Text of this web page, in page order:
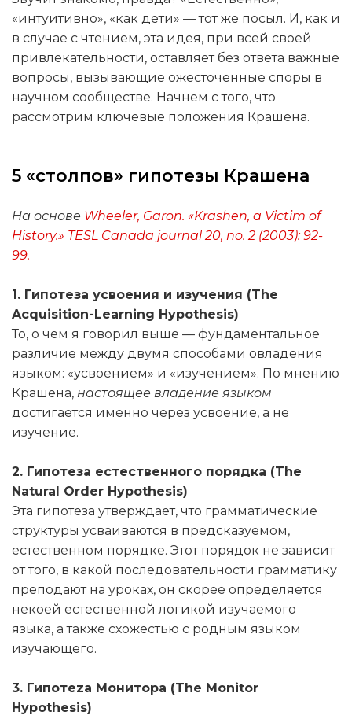
«интуитивно», «как дети» — тот же посыл. И, как и
в случае с чтением, эта идея, при всей своей
привлекательности, оставляет без ответа важные
вопросы, вызывающие ожесточенные споры в
научном сообществе. Начнем с того, что
рассмотрим ключевые положения Крашена.
5 «столпов» гипотезы Крашена
На основе Wheeler, Garon. «Krashen, a Victim of
History.» TESL Canada journal 20, no. 2 (2003): 92-
99.
1. Гипотеза усвоения и изучения (The
Acquisition-Learning Hypothesis)
То, о чем я говорил выше — фундаментальное
различие между двумя способами овладения
языком: «усвоением» и «изучением». По мнению
Крашена, настоящее владение языком
достигается именно через усвоение, а не
изучение.
2. Гипотеза естественного порядка (The
Natural Order Hypothesis)
Эта гипотеза утверждает, что грамматические
структуры усваиваются в предсказуемом,
естественном порядке. Этот порядок не зависит
от того, в какой последовательности грамматику
преподают на уроках, он скорее определяется
некоей естественной логикой изучаемого
языка, а также схожестью с родным языком
изучающего.
3. Гипотеza Монитора (The Monitor
Hypothesis)